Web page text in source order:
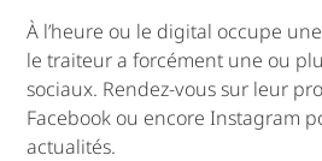
À l’heure ou le digital occupe
le traiteur a forcément une ou
sociaux. Rendez-vous sur leur
Facebook ou encore Instagram
actualités.